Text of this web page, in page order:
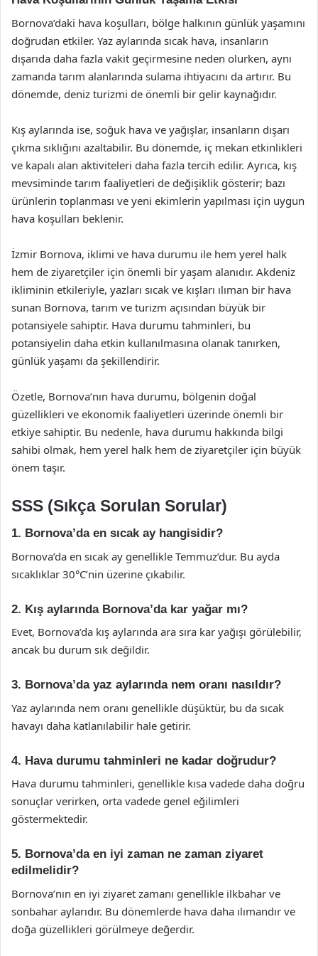
Bornova’daki hava koşulları, bölge halkının günlük yaşamını
doğrudan etkiler. Yaz aylarında sıcak hava, insanların
dışarıda daha fazla vakit geçirmesine neden olurken, aynı
zamanda tarım alanlarında sulama ihtiyacını da artırır. Bu
dönemde, deniz turizmi de önemli bir gelir kaynağıdır.
Kış aylarında ise, soğuk hava ve yağışlar, insanların dışarı
çıkma sıklığını azaltabilir. Bu dönemde, iç mekan etkinlikleri
ve kapalı alan aktiviteleri daha fazla tercih edilir. Ayrıca, kış
mevsiminde tarım faaliyetleri de değişiklik gösterir; bazı
ürünlerin toplanması ve yeni ekimlerin yapılması için uygun
hava koşulları beklenir.
İzmir Bornova, iklimi ve hava durumu ile hem yerel halk
hem de ziyaretçiler için önemli bir yaşam alanıdır. Akdeniz
ikliminin etkileriyle, yazları sıcak ve kışları ılıman bir hava
sunan Bornova, tarım ve turizm açısından büyük bir
potansiyele sahiptir. Hava durumu tahminleri, bu
potansiyelin daha etkin kullanılmasına olanak tanırken,
günlük yaşamı da şekillendirir.
Özetle, Bornova’nın hava durumu, bölgenin doğal
güzellikleri ve ekonomik faaliyetleri üzerinde önemli bir
etkiye sahiptir. Bu nedenle, hava durumu hakkında bilgi
sahibi olmak, hem yerel halk hem de ziyaretçiler için büyük
önem taşır.
SSS (Sıkça Sorulan Sorular)
1. Bornova’da en sıcak ay hangisidir?
Bornova’da en sıcak ay genellikle Temmuz’dur. Bu ayda
sıcaklıklar 30°C’nin üzerine çıkabilir.
2. Kış aylarında Bornova’da kar yağar mı?
Evet, Bornova’da kış aylarında ara sıra kar yağışı görülebilir,
ancak bu durum sık değildir.
3. Bornova’da yaz aylarında nem oranı nasıldır?
Yaz aylarında nem oranı genellikle düşüktür, bu da sıcak
havayı daha katlanılabilir hale getirir.
4. Hava durumu tahminleri ne kadar doğrudur?
Hava durumu tahminleri, genellikle kısa vadede daha doğru
sonuçlar verirken, orta vadede genel eğilimleri
göstermektedir.
5. Bornova’da en iyi zaman ne zaman ziyaret
edilmelidir?
Bornova’nın en iyi ziyaret zamanı genellikle ilkbahar ve
sonbahar aylarıdır. Bu dönemlerde hava daha ılımandır ve
doğa güzellikleri görülmeye değerdir.